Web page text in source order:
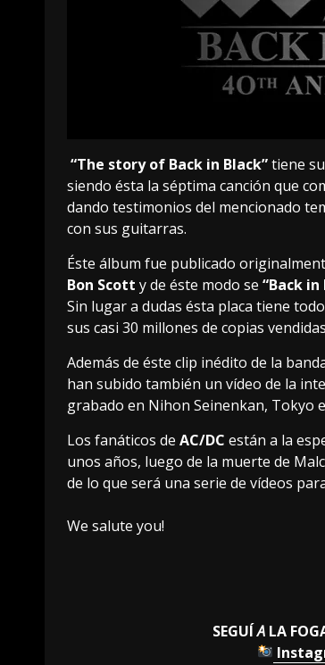
“The story of Back in Black”tiene
siendo ésta la séptima canción que
dando testimonios del mencionado
con sus guitarras.
Éste álbum fue publicado
Bon Scott y de éste modo se “Back in
Sin lugar a dudas ésta placa tiene
sus casi 30 millones de copias
Además de éste clip inédito de la
han subido también un vídeo de la
grabado en Nihon Seinenkan, Tokyo
Los fanáticos de AC/DC están a la
unos años, luego de la muerte de
de lo que será una serie de vídeos
We salute you!
SEGUÍA LA